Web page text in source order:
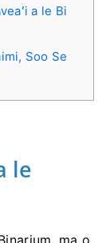
a le Bi
Soo Se
le
ma o